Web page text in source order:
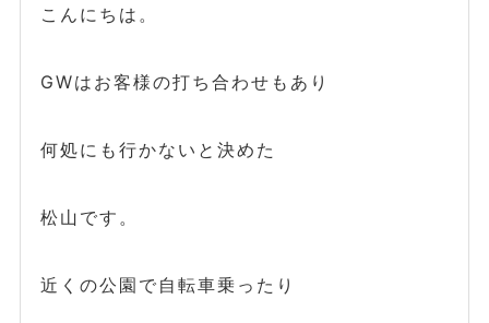
こんにちは。
GWはお客様の打ち合わせもあり
何処にも行かないと決めた
松山です。
近くの公園で自転車乗ったり